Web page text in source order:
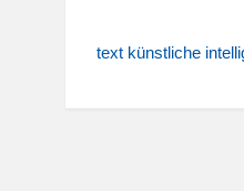
text künstliche